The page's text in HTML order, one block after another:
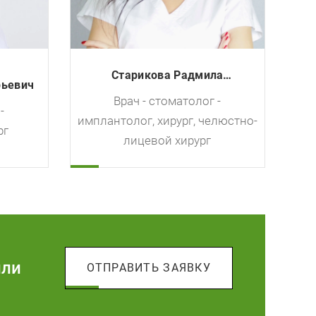
Старикова Радмила
Врач - стоматолог -
имплантолог, хирург, челюстно-
лицевой хирург
ОТПРАВИТЬ ЗАЯВКУ